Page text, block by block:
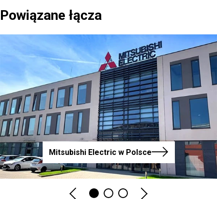
Powiązane łącza
Mitsubishi Electric w Polsce